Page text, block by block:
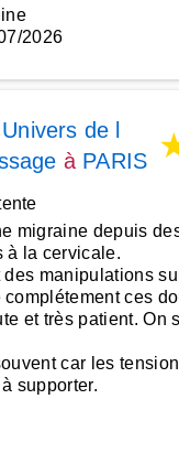
2026
de l
à PARIS
migraine depuis
à la cervicale.
des manipulations
complétement ces
et très patient. On
car les
supporter.